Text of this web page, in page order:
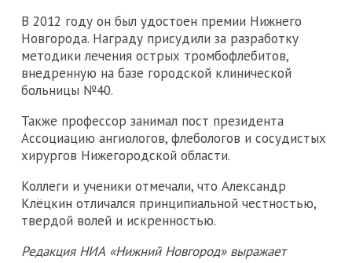
В 2012 году он был удостоен премии Нижнего
Новгорода. Награду присудили за разработку
методики лечения острых тромбофлебитов,
внедренную на базе городской клинической
больницы №40.
Также профессор занимал пост президента
Ассоциацию ангиологов, флебологов и сосудистых
хирургов Нижегородской области.
Коллеги и ученики отмечали, что Александр
Клёцкин отличался принципиальной честностью,
твердой волей и искренностью.
Редакция НИА «Нижний Новгород» выражает